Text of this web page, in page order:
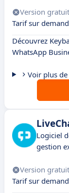
Version
Tarif sur
Découvrez
WhatsApp
Voir plus
Logiciel
gestion
Version
Tarif sur